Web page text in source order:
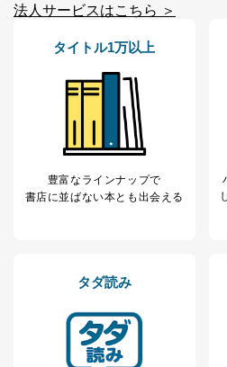
３．個人情報の第三者提供につい
当社は、取得した個人情報を適
本人の同意を得ることなく第三
ません。ただし、次の場合は除
法令に基づく場合
人の生命､身体または財産の
場合であって、本人の同意を
き。
に特に必要がある場合であっ
とが困難である場合。
国の機関もしくは地方公共団
により当該事務の遂行に支障
き。
だ企業に、業務の一部として
託・提供する場合、その業務
供先企業に個人情報を開示
法人サービスはこちら ＞
タイトル1万以上
豊富なラインナップで
書店に並ばない本とも出会える
タダ読み